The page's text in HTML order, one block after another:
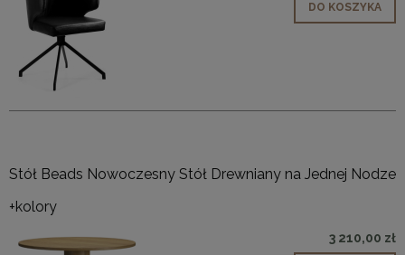
DO KOSZYKA
Stół Beads Nowoczesny Stół Drewniany na Jednej Nodze
+kolory
3 210,00 zł